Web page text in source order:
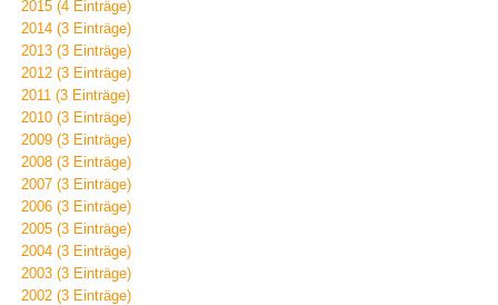
2015 (4 Einträge)
2014 (3 Einträge)
2013 (3 Einträge)
2012 (3 Einträge)
2011 (3 Einträge)
2010 (3 Einträge)
2009 (3 Einträge)
2008 (3 Einträge)
2007 (3 Einträge)
2006 (3 Einträge)
2005 (3 Einträge)
2004 (3 Einträge)
2003 (3 Einträge)
2002 (3 Einträge)